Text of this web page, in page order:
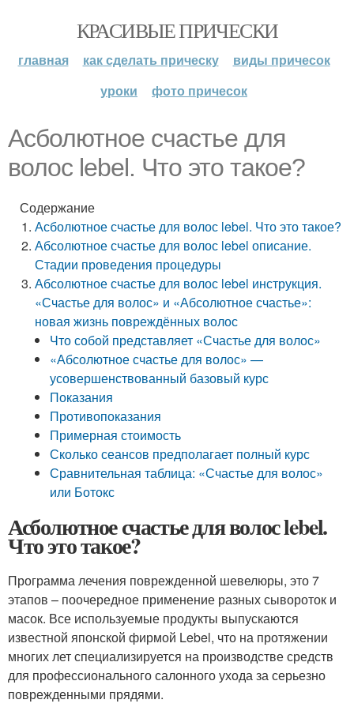
КРАСИВЫЕ ПРИЧЕСКИ
главная как сделать прическу
виды причесок
уроки
фото причесок
Асболютное счастье для
волос lebel. Что это такое?
Содержание
Асболютное счастье для волос lebel. Что это такое?
Абсолютное счастье для волос lebel описание.
Стадии проведения процедуры
Абсолютное счастье для волос lebel инструкция.
«Счастье для волос» и «Абсолютное счастье»:
новая жизнь повреждённых волос
Что собой представляет «Счастье для волос»
«Абсолютное счастье для волос» —
усовершенствованный базовый курс
Показания
Противопоказания
Примерная стоимость
Сколько сеансов предполагает полный курс
Сравнительная таблица: «Счастье для волос»
или Ботокс
Асболютное счастье для волос lebel.
Что это такое?
Программа лечения поврежденной шевелюры, это 7
этапов – поочередное применение разных сывороток и
масок. Все используемые продукты выпускаются
известной японской фирмой Lebel, что на протяжении
многих лет специализируется на производстве средств
для профессионального салонного ухода за серьезно
поврежденными прядями.